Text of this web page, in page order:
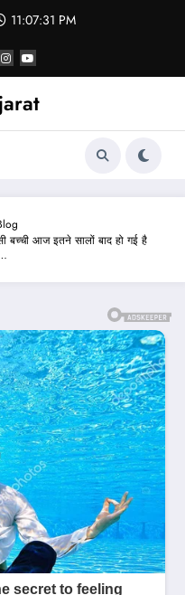
11:07:33 PM
बच्ची आज इतने सालों बाद हो गई है